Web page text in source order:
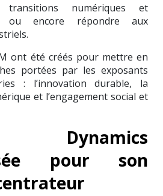
transitions numériques et
ou encore répondre aux
ont été créés pour mettre en
portées par les exposants
: l’innovation durable, la
et l’engagement social et
Dynamics
pour son